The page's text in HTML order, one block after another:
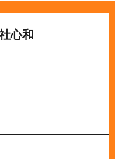
心和